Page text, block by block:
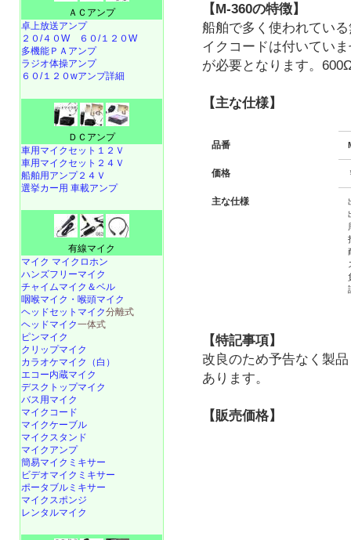
【M-360の特徴】
船舶で多く使われてい
イクコードは付いてい
が必要となります。
【主な仕様】
品番
価格
主な仕様
【特記事項】
改良のため予告なく製
あります。
【販売価格】
ＡＣアンプ
卓上放送アンプ
２０/４０W
６０/１２０W
多機能ＰＡアンプ
ラジオ体操アンプ
６０/１２０wアンプ詳細
ＤＣアンプ
車用マイクセット１２Ｖ
車用マイクセット２４Ｖ
船舶用アンプ２４Ｖ
選挙カー用 車載アンプ
有線マイク
マイク マイクロホン
ハンズフリーマイク
チャイムマイク＆ベル
咽喉マイク・喉頭マイク
ヘッドセットマイク分離式
ヘッドマイク一体式
ピンマイク
クリップマイク
カラオケマイク（白）
エコー内蔵マイク
デスクトップマイク
バス用マイク
マイクコード
マイクケーブル
マイクスタンド
マイクアンプ
簡易マイクミキサー
ビデオマイクミキサー
ポータブルミキサー
マイクスポンジ
レンタルマイク